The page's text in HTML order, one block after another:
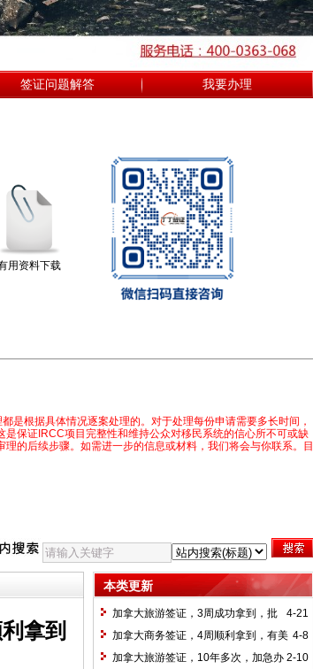
签证问题解答 我要办理
用资料下载
是根据具体情况逐案处理的。对于处理每份申请需要多长时间，
保证IRCC项目完整性和维持公众对移民系统的信心所不可或缺
的后续步骤。如需进一步的信息或材料，我们将会与你联系。目
拿到
本类更新
4-21
加拿大旅游签证，3周成功拿到，批
到护照有效期结束
4-8
加拿大商务签证，4周顺利拿到，有美
国签证简化申请
2-10
加拿大旅游签证，10年多次，加急办